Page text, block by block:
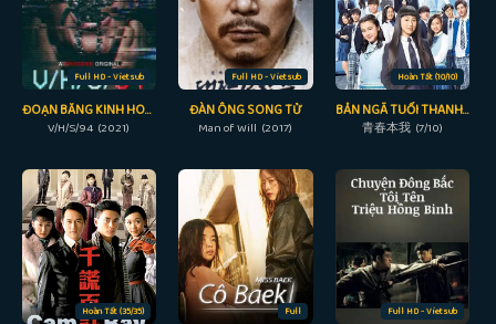
Full HD - Vietsub
ĐOẠN BĂNG KINH HOÀNG 94
V/H/S/94 (2021)
Full HD - Vietsub
ĐÀN ÔNG SONG TỬ
Man of Will (2017)
Hoàn Tất (10/10)
BẢN NGÃ TUỔI THANH XUÂN
青春本我 (7/10)
Hoàn Tất (35/35) Full Full HD - Vietsub